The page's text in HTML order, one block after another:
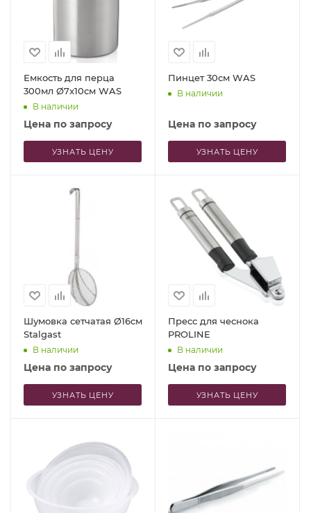
Емкость для перца
300мл Ø7x10см WAS
В наличии
Цена по запросу
УЗНАТЬ ЦЕНУ
Пинцет 30см WAS
В наличии
Цена по запросу
УЗНАТЬ ЦЕНУ
Шумовка сетчатая Ø16см
Stalgast
В наличии
Цена по запросу
УЗНАТЬ ЦЕНУ
Пресс для чеснока
PROLINE
В наличии
Цена по запросу
УЗНАТЬ ЦЕНУ